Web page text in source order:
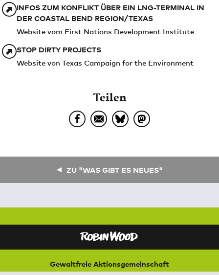
INFOS ZUM KONFLIKT ÜBER EIN LNG-TERMINAL IN
DER COASTAL BEND REGION/TEXAS
Website vom First Nations Development Institute
STOP DIRTY PROJECTS
Website von Texas Campaign for the Environment
Teilen
ZU "WAS GIBT ES NEUES"
Gewaltfreie Aktionsgemeinschaft